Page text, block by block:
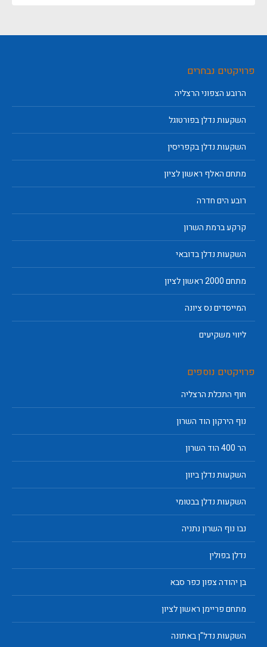
פרויקטים נבחרים
הרובע הצפוני הרצליה
השקעות נדלן בפורטוגל
השקעות נדלן בקפריסין
מתחם האלף ראשון לציון
רובע הים חדרה
קרקע ברמת השרון
השקעות נדלן בדובאי
מתחם 2000 ראשון לציון
המייסדים נס ציונה
ליווי משקיעים
פרויקטים נוספים
חוף התכלת הרצליה
נוף הירקון הוד השרון
הר 400 הוד השרון
השקעות נדלן ביוון
השקעות נדלן בבטומי
נבו נוף השרון נתניה
נדלן בפולין
בן יהודה צפון כפר סבא
מתחם פריימן ראשון לציון
השקעות נדל"ן באתונה